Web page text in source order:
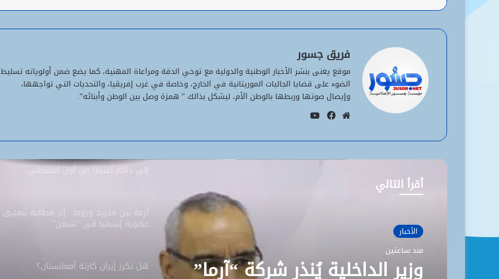
فريق جسور
موقع يعنى بنشر الأخبار الوطنية والدولية مع توخي الدقة ومراعاة المهنية، كما يضع ضمن أولوياته تسليط
الضوء على قضايا الجاليات الموريتانية في الخارج، وخاصة في غرب إفريقيا، والتحديات التي تواجهها،
وإيصال صوتها وربطها بالوطن الأم، ليشكل بذالك ” همزة وصل بين الوطن وأبنائه”.
الويب
أقرأ التالي
الأخبار
منذ ساعتين
وزير الداخلية يُنذر شركة “آرما”
الحوض الشرقي وكوركول (الجمعة)
سنوات الماضية أرست أسساً لاقتصاد أكثر
استقلالية وسيادة
“بنكيلي” يتصدر خدمات الدفع الإلكتروني
السفارة الأمريكية تحيل طلبات التأشيرة
إلى داكار اعتباراً من أول أغسطس
أزمة بين مدريد وروما.. إثر مطالبة بتعليق
عضوية إسبانيا في “شنغن”
هل تكرر إيران كارثة أفغانستان؟